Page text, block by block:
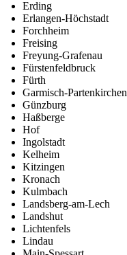
Erding
Erlangen-Höchstadt
Forchheim
Freising
Freyung-Grafenau
Fürstenfeldbruck
Fürth
Garmisch-Partenkirchen
Günzburg
Haßberge
Hof
Ingolstadt
Kelheim
Kitzingen
Kronach
Kulmbach
Landsberg-am-Lech
Landshut
Lichtenfels
Lindau